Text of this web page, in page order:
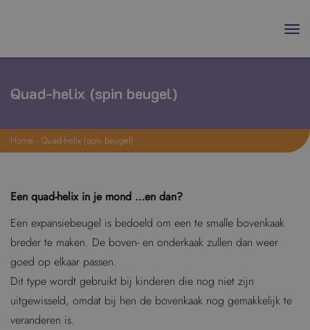
Quad-helix (spin beugel)
Home - Quad-helix (spin beugel)
Een quad-helix in je mond …en dan?
Een expansiebeugel is bedoeld om een te smalle bovenkaak
breder te maken. De boven- en onderkaak zullen dan weer
goed op elkaar passen.
Dit type wordt gebruikt bij kinderen die nog niet zijn
uitgewisseld, omdat bij hen de bovenkaak nog gemakkelijk te
veranderen is.